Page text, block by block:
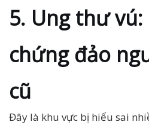
5. Ung thư
chứng đảo
cũ
Đây là khu vực bị hiểu sai